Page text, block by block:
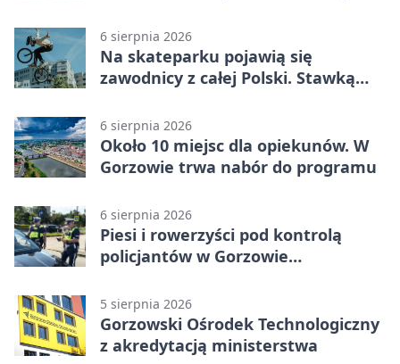
6 sierpnia 2026
Na skateparku pojawią się
zawodnicy z całej Polski. Stawką
6 sierpnia 2026
Około 10 miejsc dla opiekunów. W
Gorzowie trwa nabór do programu
6 sierpnia 2026
Piesi i rowerzyści pod kontrolą
policjantów w Gorzowie
5 sierpnia 2026
Gorzowski Ośrodek Technologiczny
z akredytacją ministerstwa